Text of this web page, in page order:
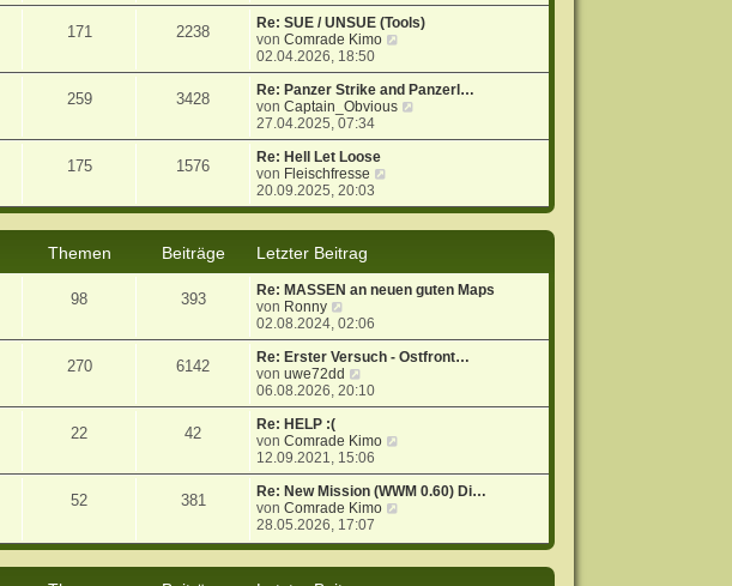
a
g
e
i
t
r
g
t
e
i
171 2238
Re: SUE / UNSUE (Tools)
vonComrade Kimo
u
e
s
e
i
g
02.04.2026, 18:50
259 3428
Re: Panzer Strike and Panzerl…
vonCaptain_Obvious
u
e
i
t
g
27.04.2025, 07:34
175 1576
Re: Hell Let Loose
von Fleischfresse
u
e
r
i
t
g
20.09.2025, 20:03
Themen Beiträge
Letzter Beitrag
98 393
Re: MASSEN an neuen guten Maps
von Ronny
e
u
e
s
t
e
B
e
i
t
a
g
02.08.2024, 02:06
270 6142
Re: Erster Versuch - Ostfront…
vonuwe72dd
e
u
s
t
e
r
B
e
i
06.08.2026, 20:10
22 42
Re: HELP :(
vonComrade Kimo
u
e
e
12.09.2021, 15:06
52 381
Re: New Mission (WWM 0.60) Di…
vonComrade Kimo
u
28.05.2026, 17:07